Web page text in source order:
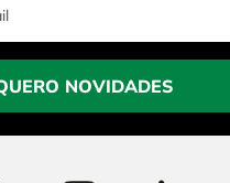
NOVIDADES